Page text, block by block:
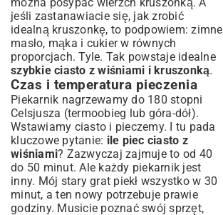
jeśli zastanawiacie się, jak zrobić
idealną kruszonkę, to podpowiem: zimne
masło, mąka i cukier w równych
proporcjach. Tyle. Tak powstaje idealne
szybkie ciasto z wiśniami i kruszonką.
Czas i temperatura pieczenia
Piekarnik nagrzewamy do 180 stopni
Celsjusza (termoobieg lub góra-dół).
Wstawiamy ciasto i pieczemy. I tu pada
kluczowe pytanie: ile piec ciasto z
wiśniami? Zazwyczaj zajmuje to od 40
do 50 minut. Ale każdy piekarnik jest
inny. Mój stary grat piekł wszystko w 30
minut, a ten nowy potrzebuje prawie
godziny. Musicie poznać swój sprzęt,